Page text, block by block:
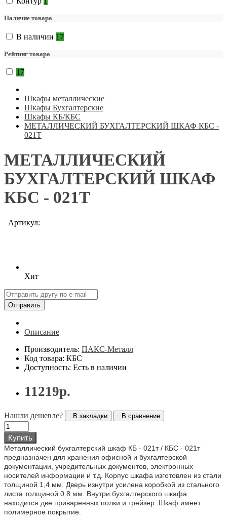
Наличие товара
В наличии 17
Рейтинг товара
17
Шкафы металлические
Шкафы Бухгалтерские
Шкафы КБ/КБС
МЕТАЛЛИЧЕСКИЙ БУХГАЛТЕРСКИЙ ШКАФ КБС -
021Т
МЕТАЛЛИЧЕСКИЙ
БУХГАЛТЕРСКИЙ ШКАФ
КБС - 021Т
Артикул:
Хит
Отправить
Описание
Производитель: ПАКС-Металл
Код товара: КБС
Доступность: Есть в наличии
11219р.
Нашли дешевле? В закладки В сравнение
Купить
Металлический бухгалтерский шкаф КБ - 021т / КБС - 021т
предназначен для хранения офисной и бухгалтерской
документации, учредительных документов, электронных
носителей информации и т.д. Корпус шкафа изготовлен из стали
толщиной 1,4 мм. Дверь изнутри усилена коробкой из стального
листа толщиной 0.8 мм. Внутри бухгалтерского шкафа
находится две приваренных полки и трейзер. Шкаф имеет
полимерное покрытие.